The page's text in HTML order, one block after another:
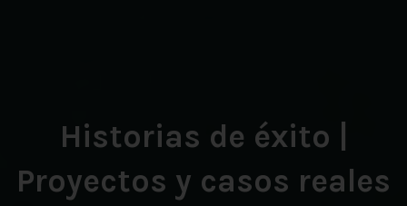
Historias de éxito |
Proyectos y casos reales